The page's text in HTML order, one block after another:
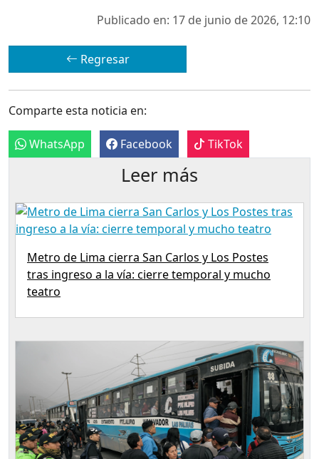
Publicado en: 17 de junio de 2026, 12:10
Regresar
Comparte esta noticia en:
WhatsApp Facebook TikTok
Leer más
Metro de Lima cierra San Carlos y Los Postes
tras ingreso a la vía: cierre temporal y mucho
teatro